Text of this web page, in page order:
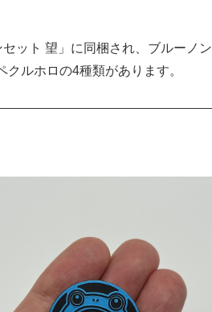
ット 望」に同梱され、ブルーノン
ルホロの4種類があります。